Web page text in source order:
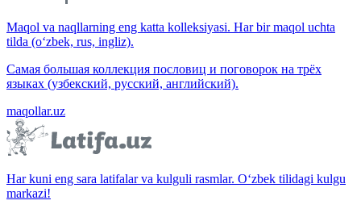
Maqol va naqllarning eng katta kolleksiyasi. Har bir maqol uchta
tilda (o‘zbek, rus, ingliz).
Самая большая коллекция пословиц и поговорок на трёх
языках (узбекский, русский, английский).
maqollar.uz
Har kuni eng sara latifalar va kulguli rasmlar. O‘zbek tilidagi kulgu
markazi!